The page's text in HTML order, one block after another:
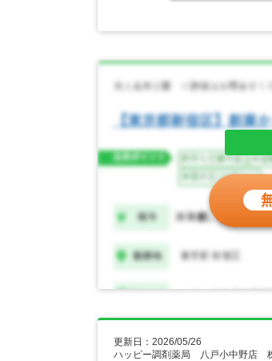
更新日：2026/05/26
ハッピー調剤薬局 八戸小中野店